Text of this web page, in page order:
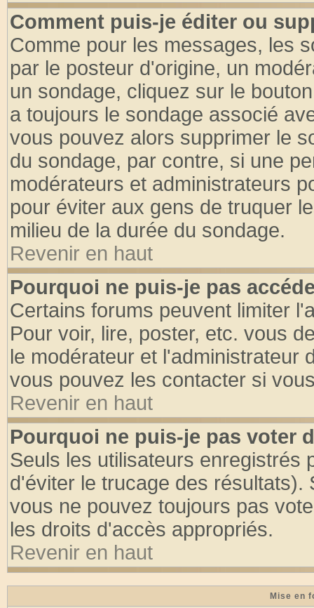
Comment puis-je éditer ou
Comme pour les messages, les
par le posteur d'origine, un
un sondage, cliquez sur le
a toujours le sondage associé
vous pouvez alors supprimer le
du sondage, par contre, si une
modérateurs et administrateurs
pour éviter aux gens de truquer
milieu de la durée du sondage.
Revenir en haut
Pourquoi ne puis-je pas
Certains forums peuvent limiter
Pour voir, lire, poster, etc. vous
le modérateur et l'administrateur
vous pouvez les contacter si
Revenir en haut
Pourquoi ne puis-je pas voter
Seuls les utilisateurs enregistrés
d'éviter le trucage des
vous ne pouvez toujours pas
les droits d'accès appropriés.
Revenir en haut
Mise en